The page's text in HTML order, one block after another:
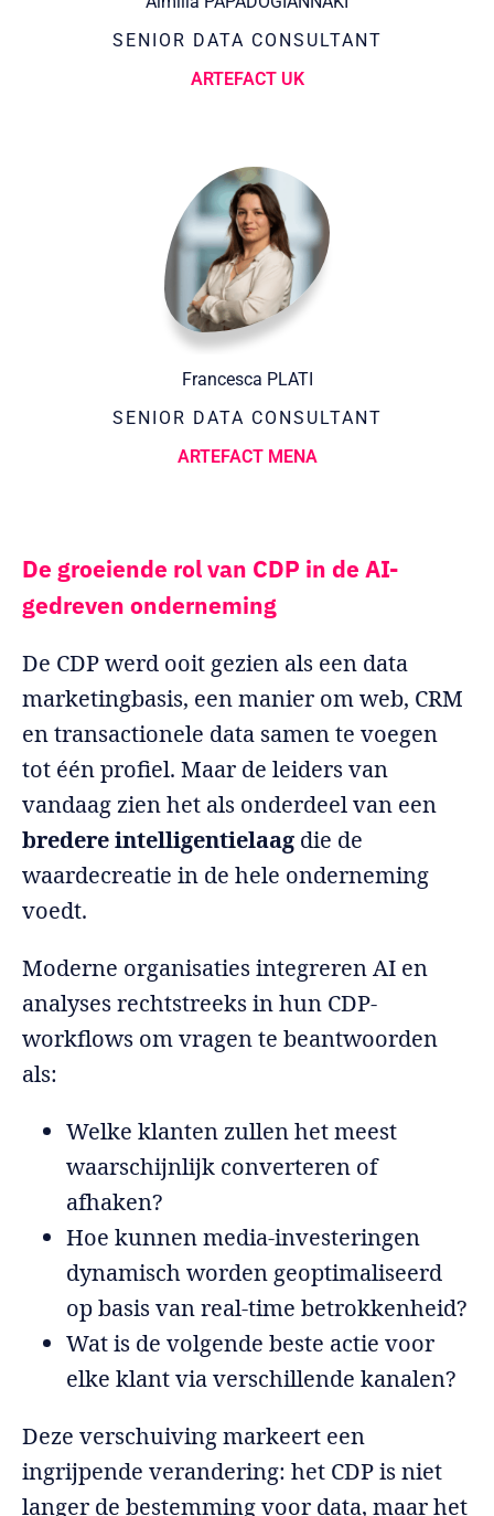
SENIOR DATA CONSULTANT
ARTEFACT UK
Francesca PLATI
SENIOR DATA CONSULTANT
ARTEFACT MENA
De groeiende rol van CDP in de AI-
gedreven onderneming
De CDP werd ooit gezien als een data
marketingbasis, een manier om web, CRM
en transactionele data samen te voegen
tot één profiel. Maar de leiders van
vandaag zien het als onderdeel van een
bredere intelligentielaag die de
waardecreatie in de hele onderneming
voedt.
Moderne organisaties integreren AI en
analyses rechtstreeks in hun CDP-
workflows om vragen te beantwoorden
als:
Welke klanten zullen het meest
waarschijnlijk converteren of
afhaken?
Hoe kunnen media-investeringen
dynamisch worden geoptimaliseerd
op basis van real-time betrokkenheid?
Wat is de volgende beste actie voor
elke klant via verschillende kanalen?
Deze verschuiving markeert een
ingrijpende verandering: het CDP is niet
langer de bestemming voor data, maar het